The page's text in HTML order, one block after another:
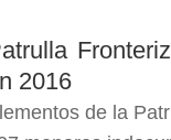
2016
de la